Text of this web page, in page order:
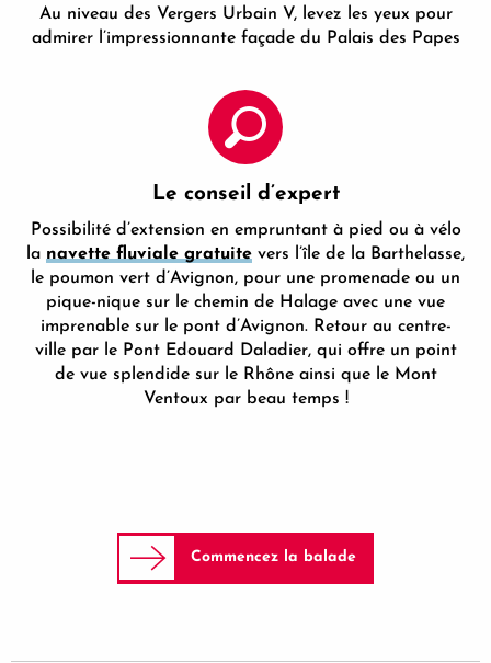
Au niveau des Vergers Urbain V, levez les yeux pour
admirer l’impressionnante façade du Palais des Papes
Le conseil d’expert
Possibilité d’extension en empruntant à pied ou à vélo
la navette fluviale gratuite vers l’île de la Barthelasse,
le poumon vert d’Avignon, pour une promenade ou un
pique-nique sur le chemin de Halage avec une vue
imprenable sur le pont d’Avignon. Retour au centre-
ville par le Pont Edouard Daladier, qui offre un point
de vue splendide sur le Rhône ainsi que le Mont
Ventoux par beau temps !
Commencez la balade